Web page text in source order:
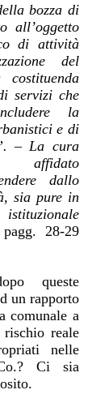
bozza di
all’oggetto
di attività
del
servizi che
la
e di
– La cura
affidato
dallo
sia pure in
28-29
queste
un rapporto
comunale a
reale
nelle
Ci sia